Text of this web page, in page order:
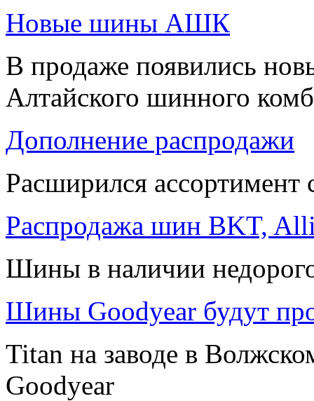
Новые шины АШК
В продаже появились
Алтайского шинного
Дополнение распродажи
Расширился ассортимент
Распродажа шин BKT,
Шины в наличии
Шины Goodyear будут
Titan на заводе в
Goodyear